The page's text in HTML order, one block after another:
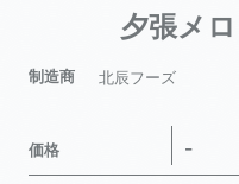
夕張メ
制造商 北辰フーズ
価格 -